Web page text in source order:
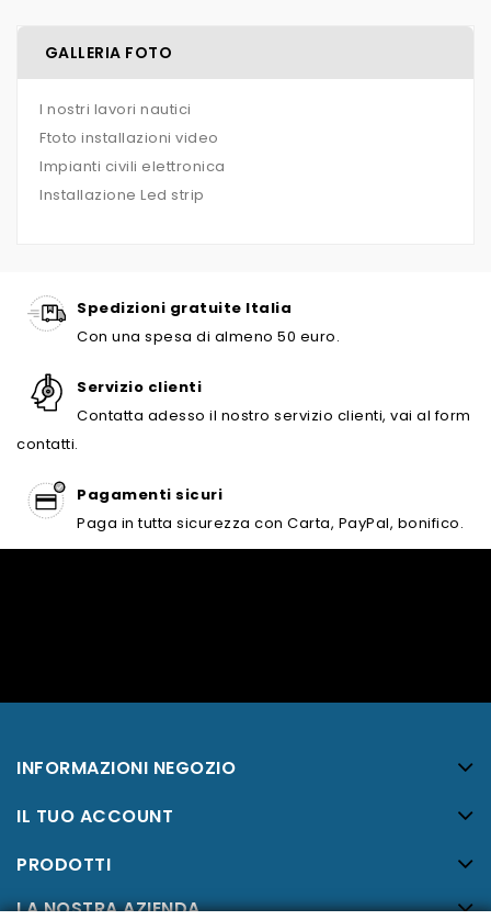
GALLERIA FOTO
I nostri lavori nautici
Ftoto installazioni video
Impianti civili elettronica
Installazione Led strip
Spedizioni gratuite Italia
Con una spesa di almeno 50 euro.
Servizio clienti
Contatta adesso il nostro servizio clienti, vai al form
contatti.
Pagamenti sicuri
Paga in tutta sicurezza con Carta, PayPal, bonifico.
INFORMAZIONI NEGOZIO
IL TUO ACCOUNT
PRODOTTI
LA NOSTRA AZIENDA